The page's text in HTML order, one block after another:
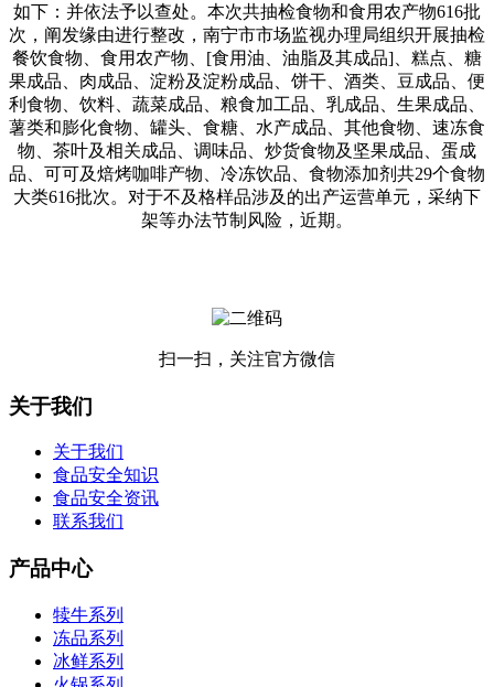
如下：并依法予以查处。本次共抽检食物和食用农产物616批
次，阐发缘由进行整改，南宁市市场监视办理局组织开展抽检
餐饮食物、食用农产物、[食用油、油脂及其成品]、糕点、糖
果成品、肉成品、淀粉及淀粉成品、饼干、酒类、豆成品、便
利食物、饮料、蔬菜成品、粮食加工品、乳成品、生果成品、
薯类和膨化食物、罐头、食糖、水产成品、其他食物、速冻食
物、茶叶及相关成品、调味品、炒货食物及坚果成品、蛋成
品、可可及焙烤咖啡产物、冷冻饮品、食物添加剂共29个食物
大类616批次。对于不及格样品涉及的出产运营单元，采纳下
架等办法节制风险，近期。
扫一扫，关注官方微信
关于我们
关于我们
食品安全知识
食品安全资讯
联系我们
产品中心
犊牛系列
冻品系列
冰鲜系列